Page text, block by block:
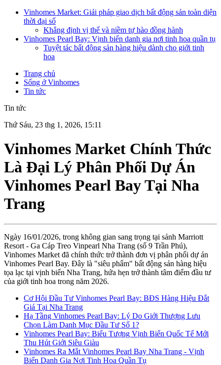
Vinhomes Market: Giải pháp giao dịch bất động sản toàn diện
thời đại số
Khẳng định vị thế và niềm tự hào đồng hành
Vinhomes Pearl Bay: Vịnh biển danh gia nơi tinh hoa quần tụ
Tuyệt tác bất động sản hàng hiệu dành cho giới tinh
hoa
Trang chủ
Sống ở Vinhomes
Tin tức
Tin tức
Thứ Sáu, 23 thg 1, 2026, 15:11
Vinhomes Market Chính Thức
Là Đại Lý Phân Phối Dự Án
Vinhomes Pearl Bay Tại Nha
Trang
Ngày 16/01/2026, trong không gian sang trọng tại sảnh Marriott
Resort - Ga Cáp Treo Vinpearl Nha Trang (số 9 Trần Phú),
Vinhomes Market đã chính thức trở thành đơn vị phân phối dự án
Vinhomes Pearl Bay. Đây là "siêu phẩm" bất động sản hàng hiệu
tọa lạc tại vịnh biển Nha Trang, hứa hẹn trở thành tâm điểm đầu tư
của giới tinh hoa trong năm 2026.
Cơ Hội Đầu Tư Vinhomes Pearl Bay: BĐS Hàng Hiệu Đắt
Giá Tại Nha Trang
Hạ Tầng Vinhomes Pearl Bay: Lý Do Giới Thượng Lưu
Chọn Làm Danh Mục Đầu Tư Số 1?
Vinhomes Pearl Bay: Biểu Tượng Vịnh Biển Quốc Tế Mới
Thu Hút Giới Siêu Giàu
Vinhomes Ra Mắt Vinhomes Pearl Bay Nha Trang - Vịnh
Biển Danh Gia Nơi Tinh Hoa Quần Tụ